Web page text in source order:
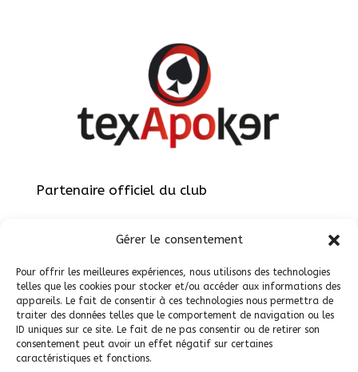
Gérer le consentement
Pour offrir les meilleures expériences, nous utilisons des technologies
telles que les cookies pour stocker et/ou accéder aux informations des
appareils. Le fait de consentir à ces technologies nous permettra de
traiter des données telles que le comportement de navigation ou les
ID uniques sur ce site. Le fait de ne pas consentir ou de retirer son
consentement peut avoir un effet négatif sur certaines
caractéristiques et fonctions.
Partenaire officiel du club
Site réalisé parViteEtBien.net